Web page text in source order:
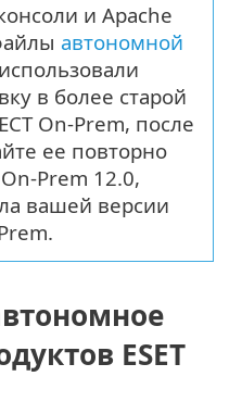
и Apache
автономной
в более старой
On-Prem, после
ее повторно
On-Prem 12.0,
вашей версии
ESET